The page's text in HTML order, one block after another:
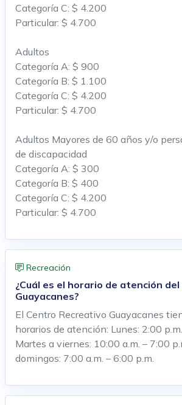
Categoría C: $ 4.200
Particular: $ 4.700
Adultos
Categoría A: $ 900
Categoría B: $ 1.100
Categoría C: $ 4.200
Particular: $ 4.700
Adultos Mayores de 60 años y/o
de discapacidad
Categoría A: $ 300
Categoría B: $ 400
Categoría C: $ 4.200
Particular: $ 4.700
Recreación
¿Cuál es el horario de atención del
Guayacanes?
El Centro Recreativo Guayacanes
horarios de atención: Lunes: 2:00
Martes a viernes: 10:00 a.m. – 7:00
domingos: 7:00 a.m. – 6:00 p.m.